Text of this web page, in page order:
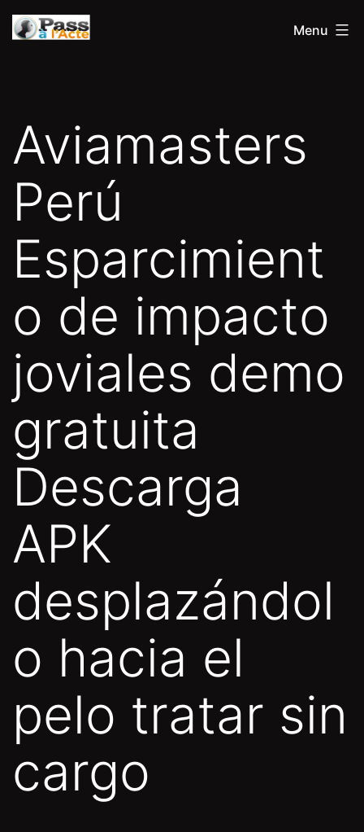
Aller
auPass
Menu
Aviamasters
Perú
Esparcimient
o de impacto
joviales demo
gratuita
Descarga
APK
desplazándol
o hacia el
pelo tratar sin
cargo